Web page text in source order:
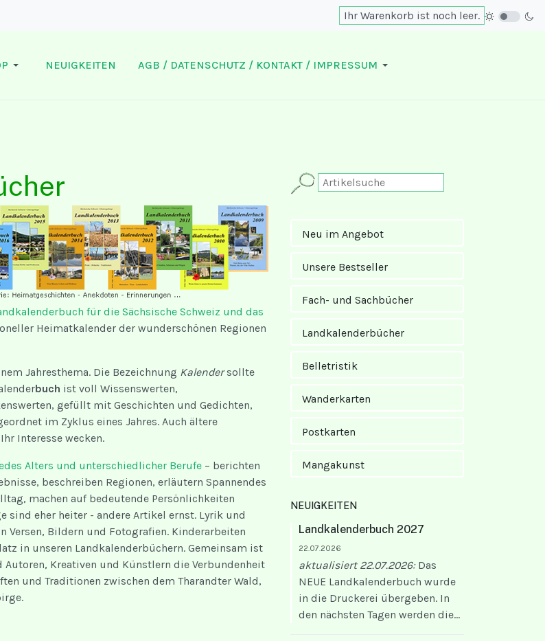
Ihr Warenkorb ist noch leer.
NEUIGKEITEN AGB / DATENSCHUTZ / KONTAKT / IMPRESSUM
für die Sächsische Schweiz und das
Heimatkalender der wunderschönen Regionen
Jahresthema. Die Bezeichnung Kalendersollte
buch ist voll Wissenswerten,
gefüllt mit Geschichten und Gedichten,
im Zyklus eines Jahres. Auch ältere
Interesse wecken.
Alters und unterschiedlicher Berufe– berichten
beschreiben Regionen, erläutern Spannendes
machen auf bedeutende Persönlichkeiten
sind eher heiter - andere Artikel ernst. Lyrik und
Versen, Bildern und Fotografien. Kinderarbeiten
in unseren Landkalenderbüchern. Gemeinsam ist
Kreativen und Künstlern die Verbundenheit
und Traditionen zwischen dem Tharandter Wald,
Neu im Angebot
Unsere Bestseller
Fach- und Sachbücher
Landkalender­bücher
Belletristik
Wanderkarten
Postkarten
Mangakunst
NEUIGKEITEN
Landkalenderbuch 2027
22.07.2026
aktualisiert 22.07.2026:Das
NEUE Landkalenderbuch wurde
in die Druckerei übergeben. In
den nächsten Tagen werden die...